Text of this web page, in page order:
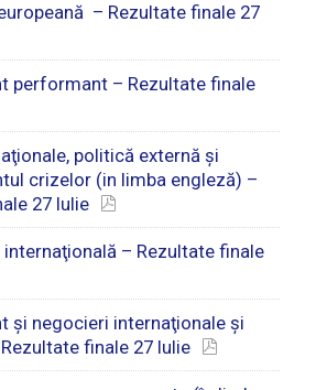
– Rezultate finale 27
performant – Rezultate finale
politică externă şi
crizelor (in limba engleză) –
27 Iulie
– Rezultate finale
şi negocieri internaţionale şi
finale 27 Iulie